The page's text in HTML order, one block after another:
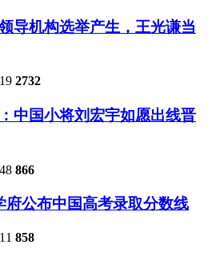
导机构选举产生，王光谦当
2732
中国小将刘宏宇如愿出线晋
866
府公布中国高考录取分数线
858